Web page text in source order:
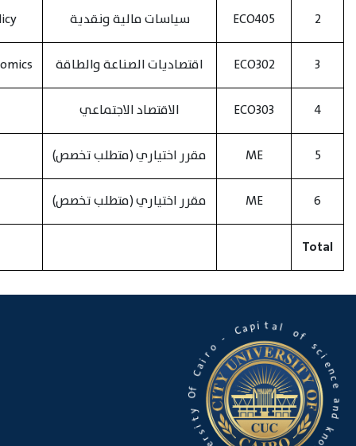
2
ECO405 سياسات مالية ونقدية
3
ECO302 اقتصاديات الصناعة والطاقة
4
ECO303 الاقتصاد الاجتماعي
5
ME مقرر اختياري (متطلب تخصص)
6
ME مقرر اختياري (متطلب تخصص)
Total
s
i
t
y
O
f
C
a
i
r
o
-
C
apit a l of
sc
i
en
c
e
n
d
n
o